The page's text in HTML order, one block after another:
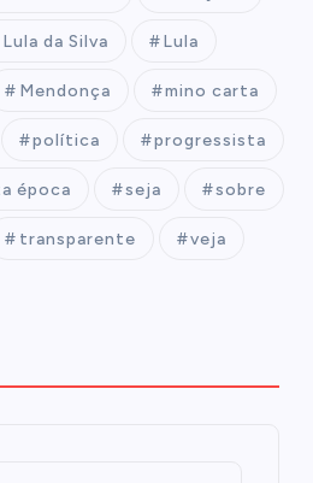
da Silva Lula
Mendonça mino carta
política progressista
época seja sobre
transparente veja